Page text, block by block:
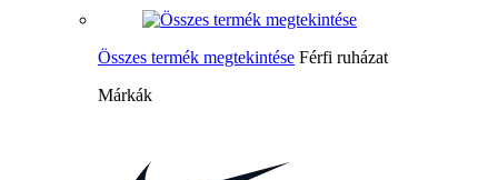
Összes termék megtekintése Férfi ruházat
Márkák